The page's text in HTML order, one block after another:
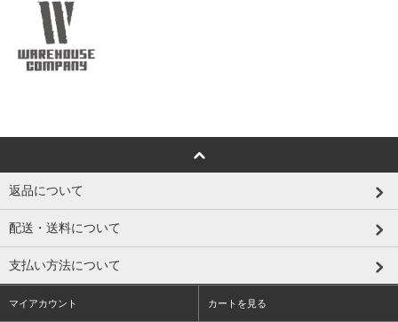
返品について
配送・送料について
支払い方法について
マイアカウント カートを見る